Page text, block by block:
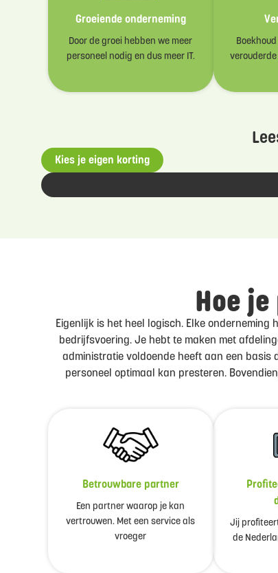
Groeiende onderneming
Door de groei hebben we meer
personeel nodig en dus meer IT.
Kies je eigen korting
Hoe
Eigenlijk is het heel logisch. Elke
bedrijfsvoering. Je hebt te maken met
administratie voldoende heeft aan een basis
personeel optimaal kan presteren.
Betrouwbare partner
Een partner waarop je kan
vertrouwen. Met een service als
vroeger
Jij
de